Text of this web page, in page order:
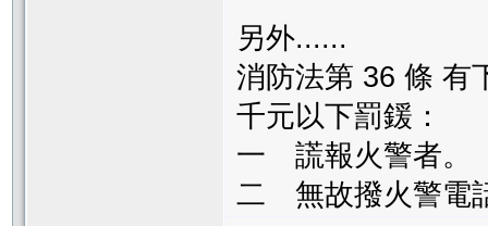
另外......
消防法第 36 條 有
千元以下罰鍰：
一 謊報火警者。
二 無故撥火警電